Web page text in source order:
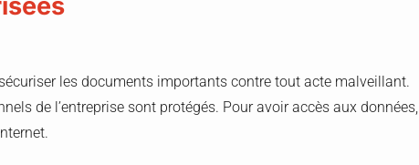
les documents importants contre tout acte malveillant.
de l’entreprise sont protégés. Pour avoir accès aux données,